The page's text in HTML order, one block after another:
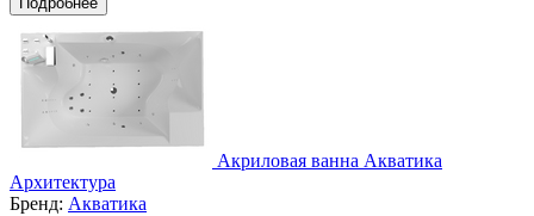
Акриловая ванна Акватика
Архитектура
Бренд: Акватика